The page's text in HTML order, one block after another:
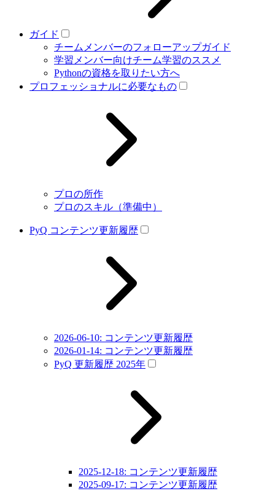
ガイド
チームメンバーのフォローアップガイド
学習メンバー向けチーム学習のススメ
Pythonの資格を取りたい方へ
プロフェッショナルに必要なもの
プロの所作
プロのスキル（準備中）
PyQ コンテンツ更新履歴
2026-06-10: コンテンツ更新履歴
2026-01-14: コンテンツ更新履歴
PyQ 更新履歴 2025年
2025-12-18: コンテンツ更新履歴
2025-09-17: コンテンツ更新履歴